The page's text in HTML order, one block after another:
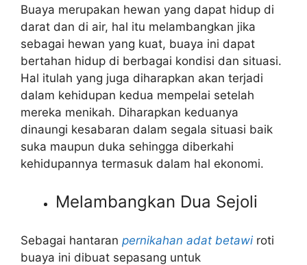
Buaya merupakan hewan yang dapat hidup di
darat dan di air, hal itu melambangkan jika
sebagai hewan yang kuat, buaya ini dapat
bertahan hidup di berbagai kondisi dan situasi.
Hal itulah yang juga diharapkan akan terjadi
dalam kehidupan kedua mempelai setelah
mereka menikah. Diharapkan keduanya
dinaungi kesabaran dalam segala situasi baik
suka maupun duka sehingga diberkahi
kehidupannya termasuk dalam hal ekonomi.
Melambangkan Dua Sejoli
Sebagai hantaran pernikahan adat betawi roti
buaya ini dibuat sepasang untuk